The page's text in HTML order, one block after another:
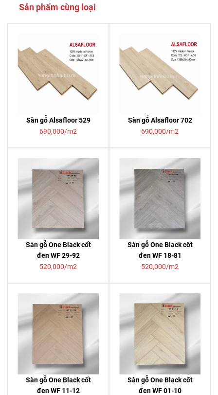
Sản phẩm cùng loại
Sàn gỗ Alsafloor 529
690,000/m2
Sàn gỗ Alsafloor 702
690,000/m2
Sàn gỗ One Black cốt
đen WF 29-92
520,000/m2
Sàn gỗ One Black cốt
đen WF 18-81
520,000/m2
Sàn gỗ One Black cốt
đen WF 11-12
Sàn gỗ One Black cốt
đen WF 01-10